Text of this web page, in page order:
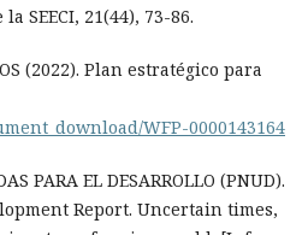
SEECI, 21(44), 73-86.
(2022). Plan estratégico para
WFP-0000143164
PARA EL DESARROLLO (PNUD).
Report. Uncertain times,